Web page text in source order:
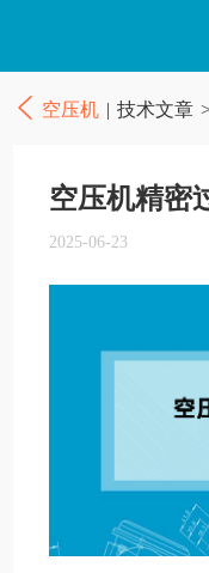
空压机 | 技术文章
空压机精密
2025-06-23